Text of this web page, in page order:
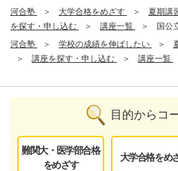
河合塾
大学合格をめざす 夏期講
を探す・申し込む
講座一覧
国公
河合塾
学校の成績を伸ばしたい
講座を探す・申し込む
講座一覧
目的からコ
難関大・医学部合格
をめざす
大学合格をめ